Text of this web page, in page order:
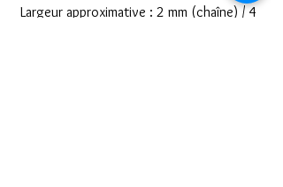
Largeur approximative : 2 mm (chaîne) / 4